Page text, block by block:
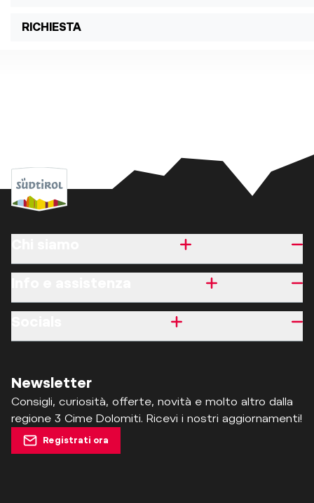
RICHIESTA
Newsletter
Consigli, curiosità, offerte, novità e molto altro dalla
regione 3 Cime Dolomiti. Ricevi i nostri aggiornamenti!
Registrati ora